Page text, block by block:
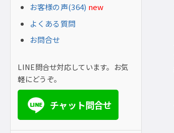
お客様の声(364) new
よくある質問
お問合せ
LINE問合せ対応しています。お気
軽にどうぞ。
LINE チャット問合せ